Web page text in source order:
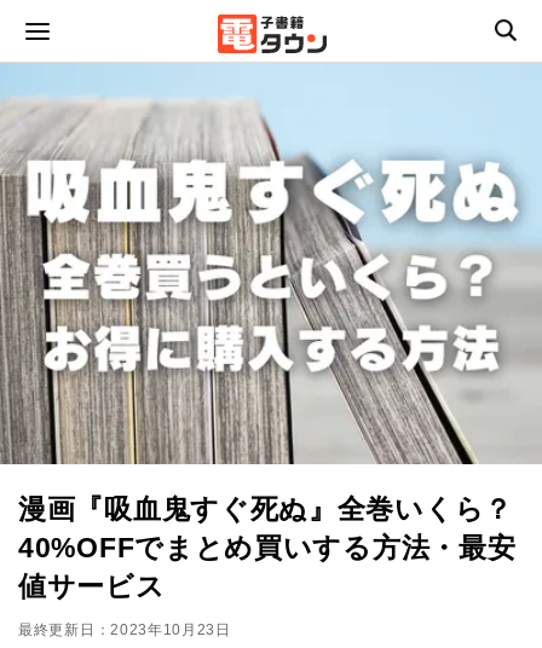
漫画『吸血鬼すぐ死ぬ』全巻いくら？
40%OFFでまとめ買いする方法・最安
値サービス
最終更新日：2023年10月23日